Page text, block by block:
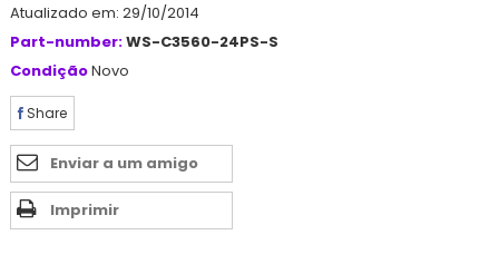
Atualizado em: 29/10/2014
Part-number:WS-C3560-24PS-S
CondiçãoNovo
Share
Enviar a um amigo
Imprimir